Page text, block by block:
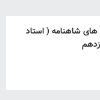
شاهنامه ( استاد